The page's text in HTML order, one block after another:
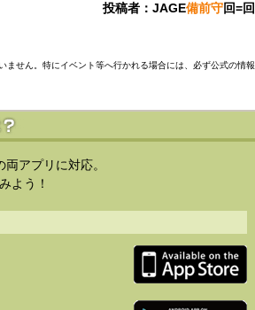
投稿者：JAGE備前守回=回
せん。特にイベント等へ行かれる場合には、必ず公式の情報
アプリに対応。
よう！